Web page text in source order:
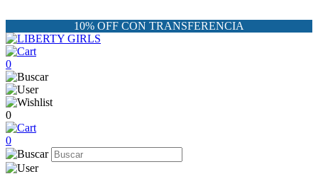
10% OFF CON TRANSFERENCIA
0
0
0